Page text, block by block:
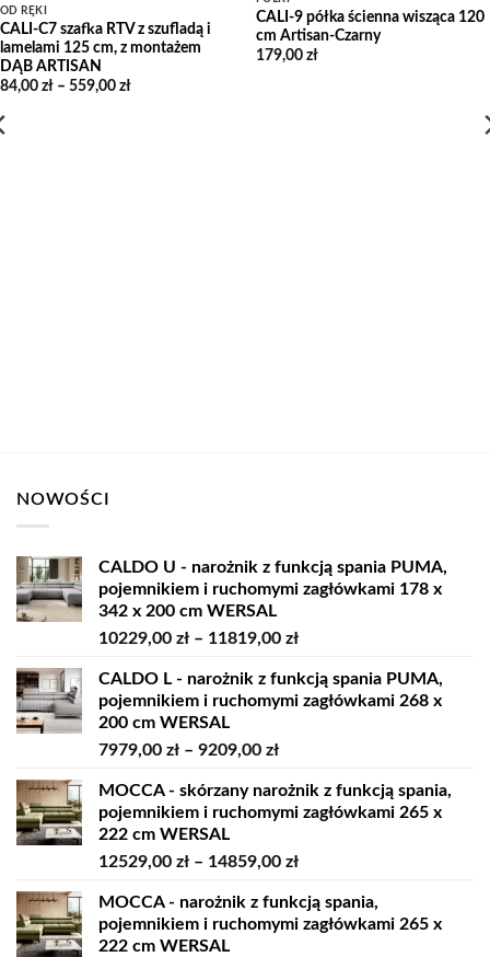
OD RĘKI
CALI-C7 szafka RTV z szufladą i
lamelami 125 cm, z montażem
DĄB ARTISAN
84,00 zł – 559,00 złZakres
CALI-9 półka ścienna wisząca 120
cm Artisan-Czarny
179,00 zł
NOWOŚCI
CALDO U - narożnik z funkcją spania PUMA,
pojemnikiem i ruchomymi zagłówkami 178 x
342 x 200 cm WERSAL
10229,00 zł – 11819,00 złZakres
od
10229,00 zł
CALDO L - narożnik z funkcją spania PUMA,
pojemnikiem i ruchomymi zagłówkami 268 x
200 cm WERSAL
7979,00 zł – 9209,00 złZakres
od
7979,00 zł
9209,00 zł
MOCCA - skórzany narożnik z funkcją spania,
pojemnikiem i ruchomymi zagłówkami 265 x
222 cm WERSAL
12529,00 zł – 14859,00 złZakres
od
12529,00 zł
MOCCA - narożnik z funkcją spania,
pojemnikiem i ruchomymi zagłówkami 265 x
222 cm WERSAL